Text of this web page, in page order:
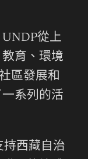
從上
育、環境
區發展和
系列的活
西藏自治